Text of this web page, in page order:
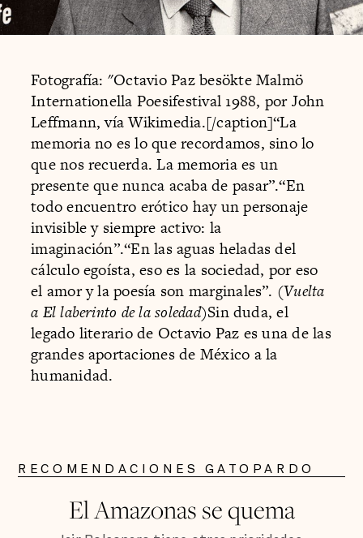
Fotografía: "Octavio Paz besökte Malmö
Internationella Poesifestival 1988, por John
Leffmann, vía Wikimedia.[/caption]“La
memoria no es lo que recordamos, sino lo
que nos recuerda. La memoria es un
presente que nunca acaba de pasar”.“En
todo encuentro erótico hay un personaje
invisible y siempre activo: la
imaginación”.“En las aguas heladas del
cálculo egoísta, eso es la sociedad, por eso
el amor y la poesía son marginales”. (Vuelta
a El laberinto de la soledad)Sin duda, el
legado literario de Octavio Paz es una de las
grandes aportaciones de México a la
humanidad.
RECOMENDACIONES GATOPARDO
El Amazonas se quema